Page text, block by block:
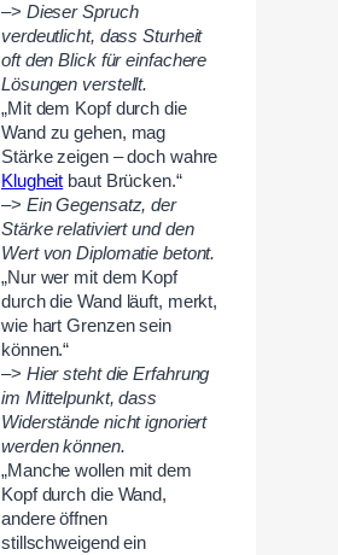
–> Dieser Spruch
verdeutlicht, dass Sturheit
oft den Blick für einfachere
Lösungen verstellt.
„Mit dem Kopf durch die
Wand zu gehen, mag
Stärke zeigen – doch wahre
Klugheit baut Brücken.“
–> Ein Gegensatz, der
Stärke relativiert und den
Wert von Diplomatie betont.
„Nur wer mit dem Kopf
durch die Wand läuft, merkt,
wie hart Grenzen sein
können.“
–> Hier steht die Erfahrung
im Mittelpunkt, dass
Widerstände nicht ignoriert
werden können.
„Manche wollen mit dem
Kopf durch die Wand,
andere öffnen
stillschweigend ein